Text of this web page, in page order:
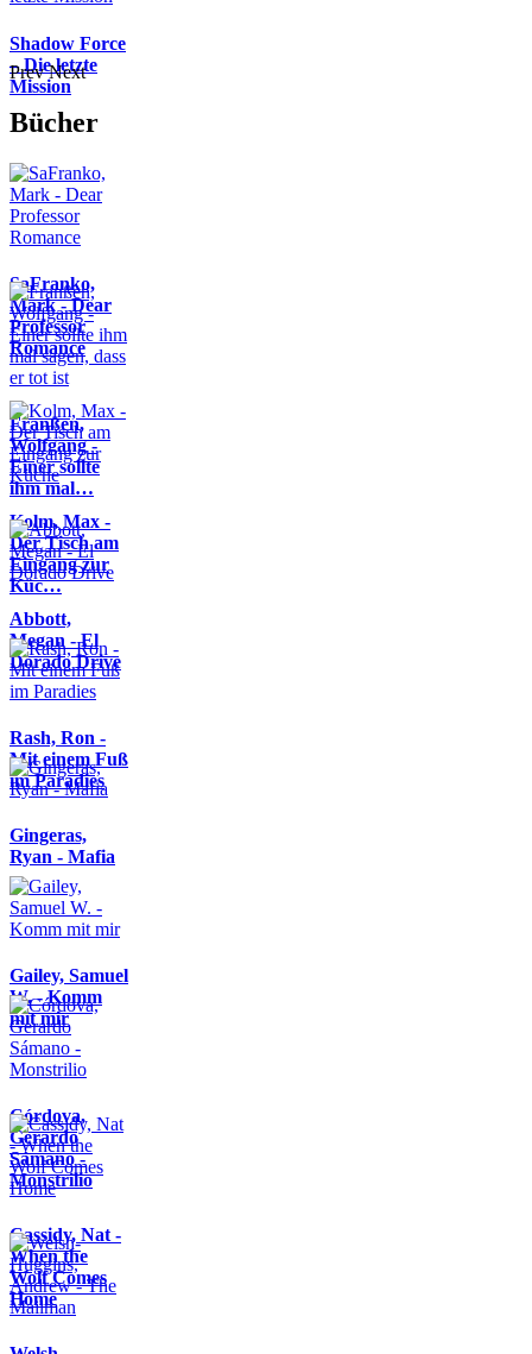
Shadow Force
– Die letzte
Mission
Prev Next
Bücher
SaFranko,
Mark - Dear
Professor
Romance
Franßen,
Wolfgang -
Einer sollte
ihm mal…
Kolm, Max -
Der Tisch am
Eingang zur
Küc…
Abbott,
Megan - El
Dorado Drive
Rash, Ron -
Mit einem Fuß
im Paradies
Gingeras,
Ryan - Mafia
Gailey, Samuel
W. - Komm
mit mir
Córdova,
Gerardo
Sámano -
Monstrilio
Cassidy, Nat -
When the
Wolf Comes
Home